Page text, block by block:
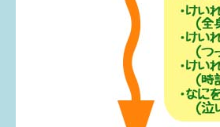
6か月〜1歳
3歳〜就学前